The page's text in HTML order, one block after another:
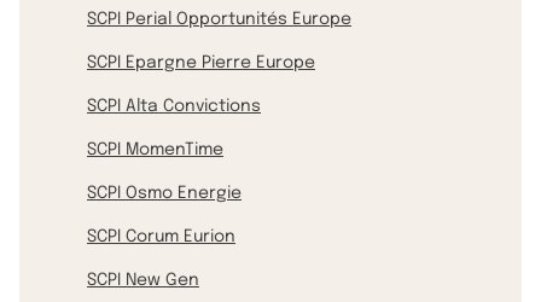
SCPI Perial Opportunités Europe
SCPI Epargne Pierre Europe
SCPI Alta Convictions
SCPI MomenTime
SCPI Osmo Energie
SCPI Corum Eurion
SCPI New Gen